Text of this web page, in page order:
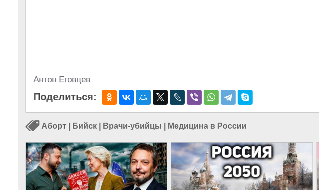
Антон Еговцев
Поделиться:
Аборт Бийск Врачи-убийцы Медицина в России